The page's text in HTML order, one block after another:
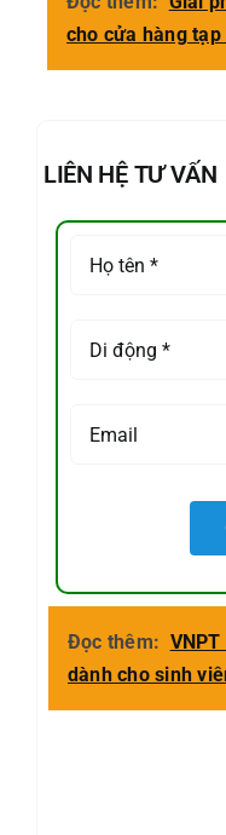
cho cửa hàng tạp
LIÊN HỆ TƯ VẤN
Đọc thêm:
dành cho sinh